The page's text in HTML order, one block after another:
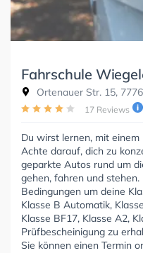
Fahrschule
Ortenauer Str. 15,
17 Reviews
Du wirst lernen, mit
Achte darauf, dich zu
geparkte Autos rund um
gehen, fahren und
Bedingungen um deine
Klasse B Automatik,
Klasse BF17, Klasse A2,
Prüfbescheinigung zu
Sie können einen Termin